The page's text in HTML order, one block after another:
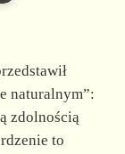
naturalnym”:
zdolnością
to